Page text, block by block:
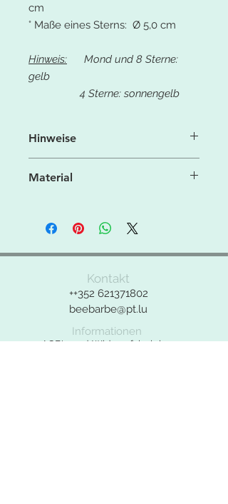
cm
° Maße eines Sterns: Ø 5,0 cm
Hinweis: Mond und 8 Sterne:
gelb
4 Sterne: sonnengelb
Hinweise
Bildschirmeinstellung können die
abweichen.
Kontaktformular benutzen.
Material
° feste Filzqualität
Kontakt
++352 621371802
beebarbe@pt.lu
Informationen
AGB's und Widerrufsbelehrung